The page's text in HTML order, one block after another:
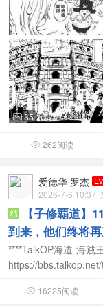
 35
 262阅读
爱德华·罗杰
2026-7-6 10:37
精
【子修覇道】
到来，他们终将
****TalkOP海道-海贼
https://
 16225阅读